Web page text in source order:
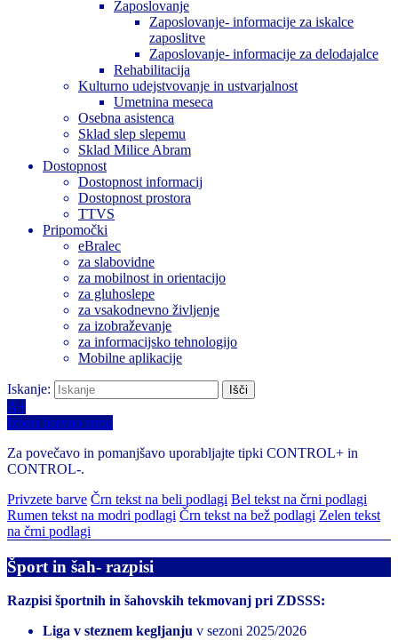
Zaposlovanje
Zaposlovanje- informacije za iskalce
zaposlitve
Zaposlovanje- informacije za delodajalce
Rehabilitacija
Kulturno udejstvovanje in ustvarjalnost
Umetnina meseca
Osebna asistenca
Sklad slep slepemu
Sklad Milice Abram
Dostopnost
Dostopnost informacij
Dostopnost prostora
TTVS
Pripomočki
eBralec
za slabovidne
za mobilnost in orientacijo
za gluhoslepe
za vsakodnevno življenje
za izobraževanje
za informacijsko tehnologijo
Mobilne aplikacije
Iskanje:
A+
Izberi barvno temo
Za povečavo in pomanjšavo uporabljajte tipki CONTROL+ in
CONTROL-.
Privzete barve Črn tekst na beli podlagi Bel tekst na črni podlagi
Rumen tekst na modri podlagi Črn tekst na bež podlagi Zelen tekst
na črni podlagi
Šport in šah- razpisi
Razpisi športnih in šahovskih tekmovanj pri ZDSSS:
Liga v steznem kegljanju v sezoni 2025/2026